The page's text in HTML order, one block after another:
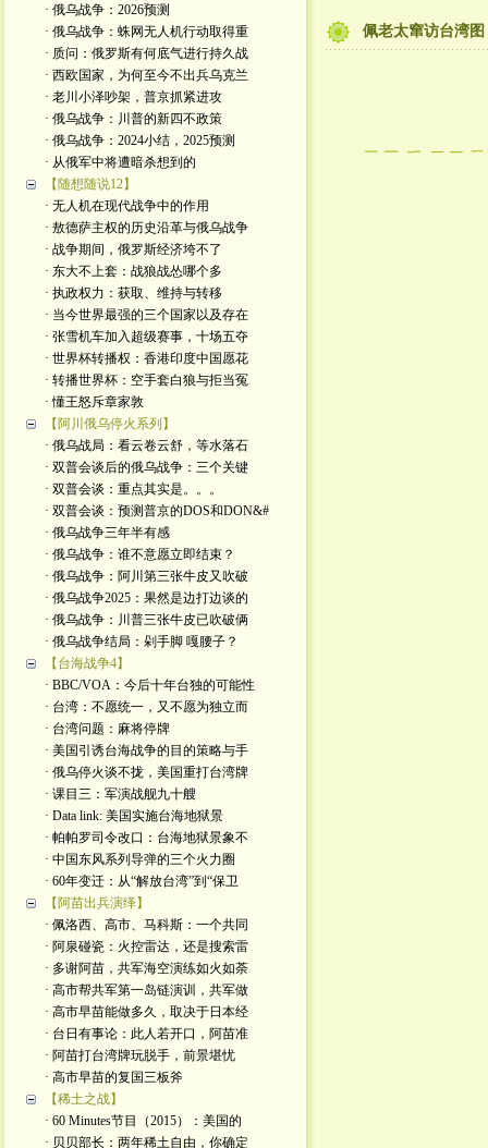
· 俄乌战争：2026预测
· 俄乌战争：蛛网无人机行动取得重
· 质问：俄罗斯有何底气进行持久战
· 西欧国家，为何至今不出兵乌克兰
· 老川小泽吵架，普京抓紧进攻
· 俄乌战争：川普的新四不政策
· 俄乌战争：2024小结，2025预测
· 从俄军中将遭暗杀想到的
【随想随说12】
· 无人机在现代战争中的作用
· 敖德萨主权的历史沿革与俄乌战争
· 战争期间，俄罗斯经济垮不了
· 东大不上套：战狼战怂哪个多
· 执政权力：获取、维持与转移
· 当今世界最强的三个国家以及存在
· 张雪机车加入超级赛事，十场五夺
· 世界杯转播权：香港印度中国愿花
· 转播世界杯：空手套白狼与拒当冤
· 懂王怒斥章家敦
【阿川俄乌停火系列】
· 俄乌战局：看云卷云舒，等水落石
· 双普会谈后的俄乌战争：三个关键
· 双普会谈：重点其实是。。。
· 双普会谈：预测普京的DOS和DON&#
· 俄乌战争三年半有感
· 俄乌战争：谁不意愿立即结束？
· 俄乌战争：阿川第三张牛皮又吹破
· 俄乌战争2025：果然是边打边谈的
· 俄乌战争：川普三张牛皮已吹破俩
· 俄乌战争结局：剁手脚 嘎腰子？
【台海战争4】
· BBC/VOA：今后十年台独的可能性
· 台湾：不愿统一，又不愿为独立而
· 台湾问题：麻将停牌
· 美国引诱台海战争的目的策略与手
· 俄乌停火谈不拢，美国重打台湾牌
· 课目三：军演战舰九十艘
· Data link: 美国实施台海地狱景
· 帕帕罗司令改口：台海地狱景象不
· 中国东风系列导弹的三个火力圈
· 60年变迁：从“解放台湾”到“保卫
【阿苗出兵演绎】
· 佩洛西、高市、马科斯：一个共同
· 阿泉碰瓷：火控雷达，还是搜索雷
· 多谢阿苗，共军海空演练如火如荼
· 高市帮共军第一岛链演训，共军做
· 高市早苗能做多久，取决于日本经
· 台日有事论：此人若开口，阿苗准
· 阿苗打台湾牌玩脱手，前景堪忧
· 高市早苗的复国三板斧
【稀土之战】
· 60 Minutes节目（2015）：美国的
· 贝贝部长：两年稀土自由，你确定
佩老太窜访台湾图